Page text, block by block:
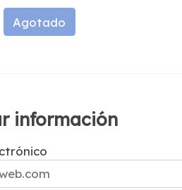
Agotado
información